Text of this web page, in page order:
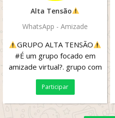
Alta Tensão
WhatsApp - Amizade
GRUPO ALTA TENSÃO
#É um grupo focado em
amizade virtual?. grupo com
Regras?‍? #Qualquer
suspeita nós...
Participar